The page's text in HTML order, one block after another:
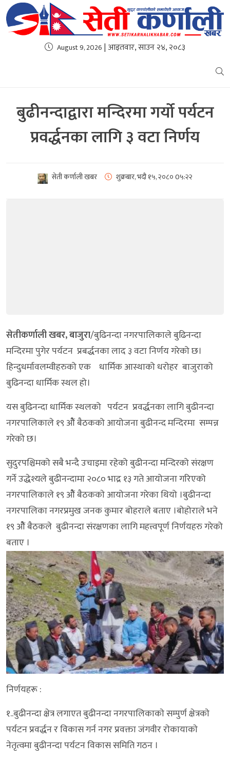
August 9, 2026 | आइतवार, साउन २४, २०८३
बुढीनन्दाद्वारा मन्दिरमा गर्यो पर्यटन
प्रवर्द्धनका लागि ३ वटा निर्णय
सेती कर्णाली खबर शुक्रबार, भदौ १५, २०८०0५:२२
सेतीकर्णाली खबर,बाजुरा/बुढिनन्दा नगरपालिकाले बुढिनन्दा
मन्दिरमा पुगेर पर्यटन प्रबर्द्धनका लाद ३ वटा निर्णय गरेको छ।
हिन्दुधर्मावलम्वीहरुको एक धार्मिक आस्थाको धरोहर बाजुराको
बुढिनन्दा धार्मिक स्थल हो।
यस बुढिनन्दा धार्मिक स्थलको पर्यटन प्रवर्द्धनका लागि बुढीनन्दा
नगरपालिकाले १९ ओैं बैठकको आयोजना बुढीनन्द मन्दिरमा सम्पन्न
गरेको छ।
सुदुरपश्चिमको सबै भन्दै उचाइमा रहेको बुढीनन्दा मन्दिरको संरक्षण
गर्ने उद्धेश्यले बुढीनन्दामा २०८० भाद्र १३ गते आयोजना गरिएको
नगरपालिकाले १९ ओैं बैठककाे आयोजना गरेका थियो ।बुढीनन्दा
नगरपालिका नगरप्रमुख जनक कुमार बोहराले बताए ।बोहोराले भने
१९ ओैं बैठकले बुढीनन्दा संरक्षणका लागि महत्त्वपूर्ण निर्णयहरु गरेको
बताए ।
निर्णयहरू :
१..बुढीनन्दा क्षेत्र लगाएत बुढीनन्दा नगरपालिकाकाे सम्पुर्ण क्षेत्रकाे
पर्यटन प्रवर्द्धन र विकास गर्न नगर प्रवक्ता जंगवीर राेकायाकाे
नेतृत्वमा बुढीनन्दा पर्यटन विकास समिति गठन ।